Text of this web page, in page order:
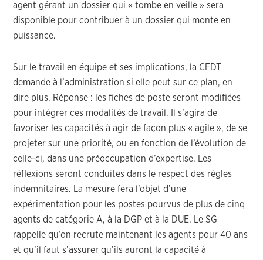
agent gérant un dossier qui « tombe en veille » sera
disponible pour contribuer à un dossier qui monte en
puissance.
Sur le travail en équipe et ses implications, la CFDT
demande à l’administration si elle peut sur ce plan, en
dire plus. Réponse : les fiches de poste seront modifiées
pour intégrer ces modalités de travail. Il s’agira de
favoriser les capacités à agir de façon plus « agile », de se
projeter sur une priorité, ou en fonction de l’évolution de
celle-ci, dans une préoccupation d’expertise. Les
réflexions seront conduites dans le respect des règles
indemnitaires. La mesure fera l’objet d’une
expérimentation pour les postes pourvus de plus de cinq
agents de catégorie A, à la DGP et à la DUE. Le SG
rappelle qu’on recrute maintenant les agents pour 40 ans
et qu’il faut s’assurer qu’ils auront la capacité à